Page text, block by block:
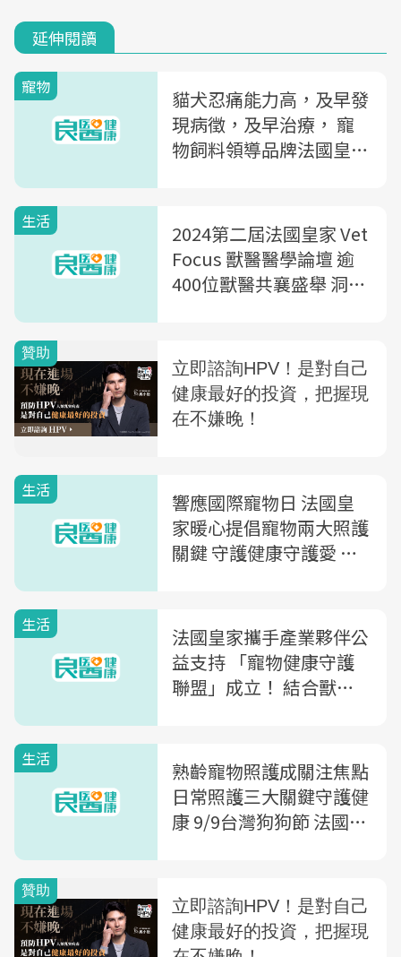
延伸閱讀
寵物
貓犬忍痛能力高，及早發
現病徵，及早治療， 寵
物飼料領導品牌法國皇家
位獸醫一同呼籲「健檢及
早 相伴到老」
生活
2024第二屆法國皇家 Vet
Focus 獸醫醫學論壇 逾
400位獸醫共襄盛舉 洞悉
生活
響應國際寵物日 法國皇
家暖心提倡寵物兩大照護
關鍵 守護健康守護愛 呵
生活
法國皇家攜手產業夥伴公
益支持 「寵物健康守護
聯盟」成立！ 結合獸
音！
生活
熟齡寵物照護成關注焦點
日常照護三大關鍵守護健
康 9/9台灣狗狗節 法國皇